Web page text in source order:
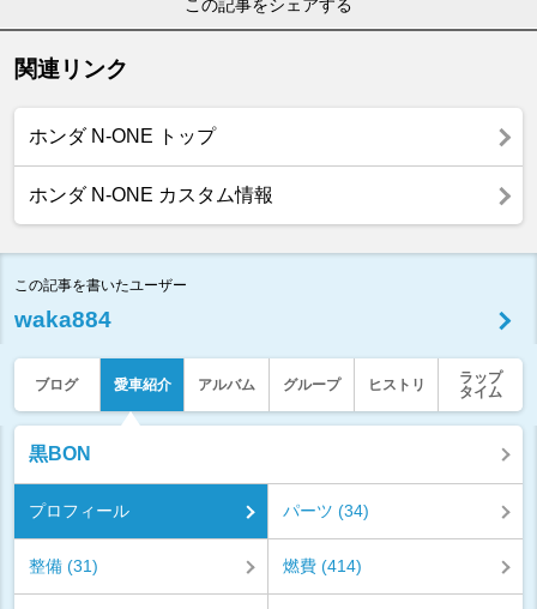
この記事をシェアする
関連リンク
ホンダ N-ONE トップ
ホンダ N-ONE カスタム情報
この記事を書いたユーザー
waka884
ブログ 愛車紹介 アルバム グループ ヒストリ
ラップ
タイム
黒BON
プロフィール パーツ (34)
整備 (31) 燃費 (414)